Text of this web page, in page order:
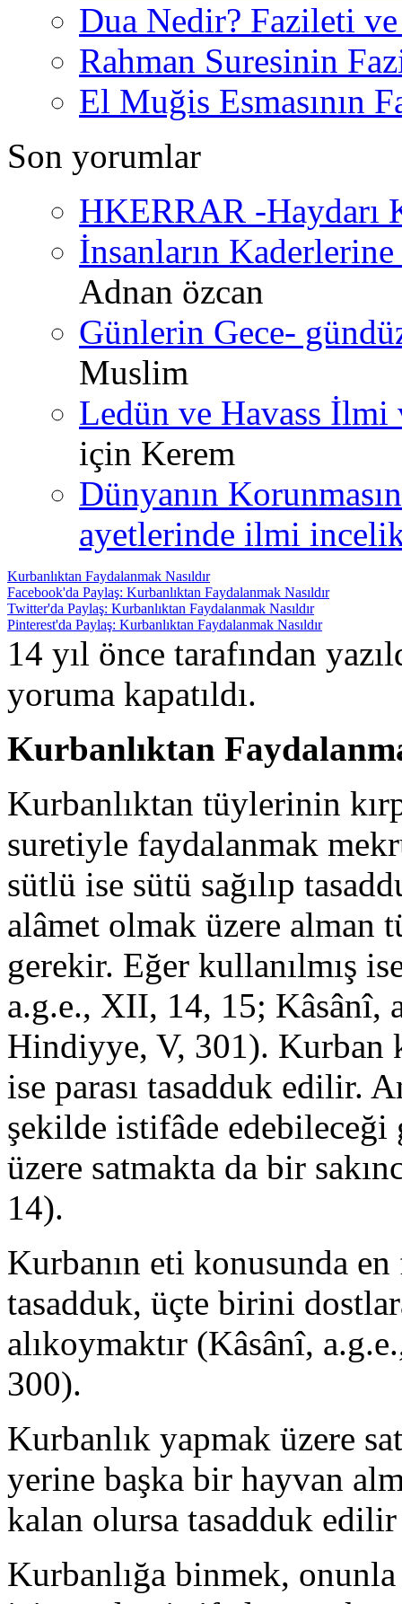
Dua Nedir? Fazileti
Rahman Suresinin
El Muğis Esmasının
Son yorumlar
HKERRAR -Haydarı
İnsanların
Adnan özcan
Günlerin Gece-
Muslim
Ledün ve Havass İlmi
için Kerem
Dünyanın
ayetlerinde ilmi
Kurbanlıktan Faydalanmak Nasıldır
Facebook'da Paylaş: Kurbanlıktan Faydalanmak Nasıldır
Twitter'da Paylaş: Kurbanlıktan Faydalanmak Nasıldır
Pinterest'da Paylaş: Kurbanlıktan Faydalanmak Nasıldır
14 yıl önce tarafından
yoruma kapatıldı.
Kurbanlıktan
Kurbanlıktan tüylerinin
suretiyle faydalanmak
sütlü ise sütü sağılıp
alâmet olmak üzere alman
gerekir. Eğer kullanılmış
a.g.e., XII, 14, 15; Kâsânî,
Hindiyye, V, 301). Kurban
ise parası tasadduk edilir.
şekilde istifâde edebileceği
üzere satmakta da bir
14).
Kurbanın eti konusunda
tasadduk, üçte birini
alıkoymaktır (Kâsânî,
300).
Kurbanlık yapmak üzere
yerine başka bir hayvan
kalan olursa tasadduk
Kurbanlığa binmek,